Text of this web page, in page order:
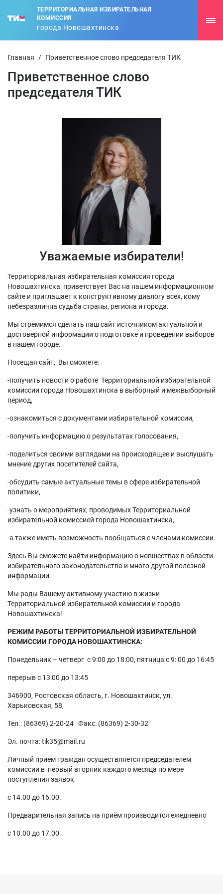
ТЕРРИТОРИАЛЬНАЯ ИЗБИРАТЕЛЬНАЯ
КОМИССИЯ
города Новошахтинска
Главная / Приветственное слово председателя ТИК
Приветственное слово
председателя ТИК
Уважаемые избиратели!
Территориальная избирательная комиссия города
Новошахтинска приветствует Вас на нашем информационном
сайте и приглашает к конструктивному диалогу всех, кому
небезразлична судьба страны, региона и города.
Мы стремимся сделать наш сайт источником актуальной и
достоверной информации о подготовке и проведении выборов
в нашем городе.
Посещая сайт, Вы сможете:
-получить новости о работе Территориальной избирательной
комиссии города Новошахтинска в выборный и межвыборный
период,
-ознакомиться с документами избирательной комиссии,
-получить информацию о результатах голосования,
-поделиться своими взглядами на происходящее и выслушать
мнение других посетителей сайта,
-обсудить самые актуальные темы в сфере избирательной
политики,
-узнать о мероприятиях, проводимых Территориальной
избирательной комиссией города Новошахтинска,
-а также иметь возможность пообщаться с членами комиссии.
Здесь Вы сможете найти информацию о новшествах в области
избирательного законодательства и много другой полезной
информации.
Мы рады Вашему активному участию в жизни
Территориальной избирательной комиссии и города
Новошахтинска!
РЕЖИМ РАБОТЫ ТЕРРИТОРИАЛЬНОЙ ИЗБИРАТЕЛЬНОЙ
КОМИССИИ ГОРОДА НОВОШАХТИНСКА:
Понедельник – четверг с 9:00 до 18:00, пятница с 9: 00 до 16:45
перерыв с 13:00 до 13:45
346900, Ростовская область, г. Новошахтинск, ул.
Харьковская, 58,
Тел.: (86369) 2-20-24 Факс: (86369) 2-30-32
Эл. почта: tik35@mail.ru
Личный прием граждан осуществляется председателем
комиссии в первый вторник каждого месяца по мере
поступления заявок
с 14.00 до 16.00.
Предварительная запись на приём производится ежедневно
с 10.00 до 17.00.